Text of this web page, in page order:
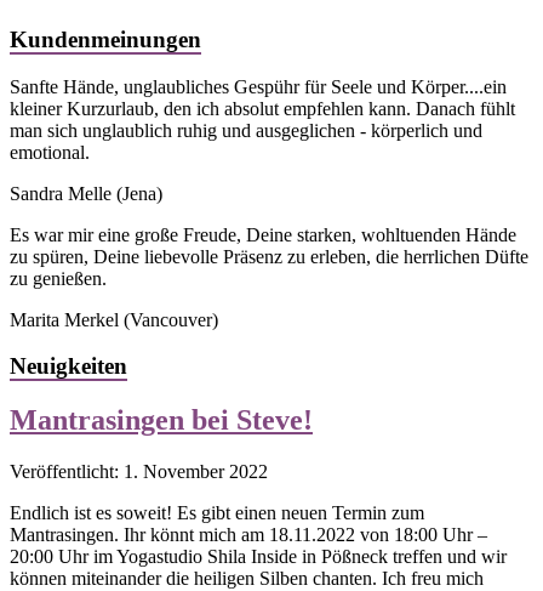
Kundenmeinungen
Sanfte Hände, unglaubliches Gespühr für Seele und Körper....ein
kleiner Kurzurlaub, den ich absolut empfehlen kann. Danach fühlt
man sich unglaublich ruhig und ausgeglichen - körperlich und
emotional.
Sandra Melle (Jena)
Es war mir eine große Freude, Deine starken, wohltuenden Hände
zu spüren, Deine liebevolle Präsenz zu erleben, die herrlichen Düfte
zu genießen.
Marita Merkel (Vancouver)
Neuigkeiten
Mantrasingen bei Steve!
Veröffentlicht: 1. November 2022
Endlich ist es soweit! Es gibt einen neuen Termin zum
Mantrasingen. Ihr könnt mich am 18.11.2022 von 18:00 Uhr –
20:00 Uhr im Yogastudio Shila Inside in Pößneck treffen und wir
können miteinander die heiligen Silben chanten. Ich freu mich